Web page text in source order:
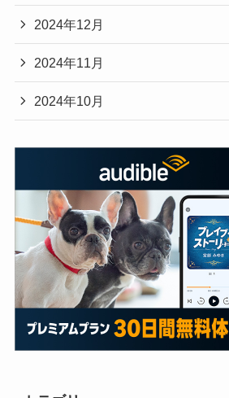
2024年12月
2024年11月
2024年10月